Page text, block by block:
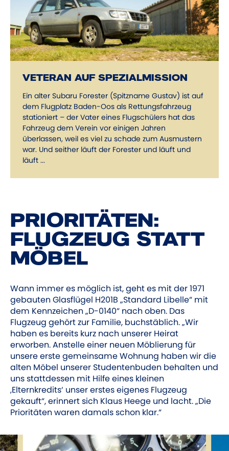
VETERAN AUF SPEZIALMISSION
Ein alter Subaru Forester (Spitzname Gustav) ist auf
dem Flugplatz Baden-Oos als Rettungsfahrzeug
stationiert – der Vater eines Flugschülers hat das
Fahrzeug dem Verein vor einigen Jahren
überlassen, weil es viel zu schade zum Ausmustern
war. Und seither läuft der Forester und läuft und
läuft ...
PRIORITÄTEN:
FLUGZEUG STATT
MÖBEL
Wann immer es möglich ist, geht es mit der 1971
gebauten Glasflügel H201B „Standard Libelle“ mit
dem Kennzeichen „D-0140“ nach oben. Das
Flugzeug gehört zur Familie, buchstäblich. „Wir
haben es bereits kurz nach unserer Heirat
erworben. Anstelle einer neuen Möblierung für
unsere erste gemeinsame Wohnung haben wir die
alten Möbel unserer Studenten­buden behalten und
uns stattdessen mit Hilfe eines kleinen
‚Elternkredits‘ unser erstes eigenes Flugzeug
gekauft“, erinnert sich Klaus Heege und lacht. „Die
Prioritäten waren damals schon klar.“